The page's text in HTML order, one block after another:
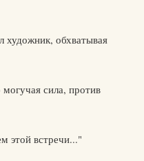
обхватывая
могучая сила, против
этой встречи..."